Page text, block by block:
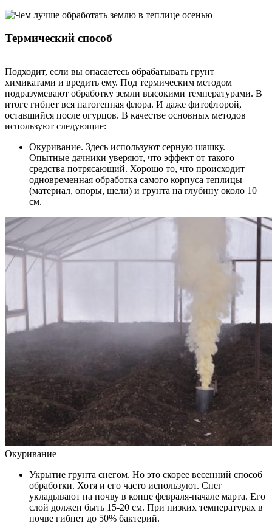
Термический способ
Подходит, если вы опасаетесь обрабатывать грунт
химикатами и вредить ему. Под термическим методом
подразумевают обработку земли высокими температурами. В
итоге гибнет вся патогенная флора. И даже фитофторой,
оставшийся после огурцов. В качестве основных методов
используют следующие:
Окуривание. Здесь используют серную шашку.
Опытные дачники уверяют, что эффект от такого
средства потрясающий. Хорошо то, что происходит
одновременная обработка самого корпуса теплицы
(материал, опоры, щели) и грунта на глубину около 10
см.
Окуривание
Укрытие грунта снегом. Но это скорее весенний способ
обработки. Хотя и его часто используют. Снег
укладывают на почву в конце февраля-начале марта. Его
слой должен быть 15-20 см. При низких температурах в
почве гибнет до 50% бактерий.